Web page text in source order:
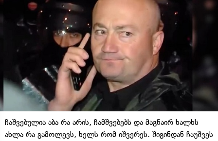
ჩაშვებულია აბა რა არის, ჩამშვებებს და მაგნაირ ხალხს
ახლა რა გამოლევს, ხელს რომ იშვერეს. შიგინდან ჩაუშვეს